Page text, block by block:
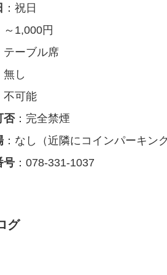
：祝日
～1,000円
テーブル席
無し
不可能
否：完全禁煙
：なし（近隣にコインパーキン
号：078-331-1037
グ